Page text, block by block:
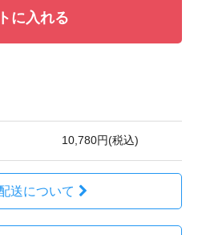
に入れる
10,780円(税込)
送について